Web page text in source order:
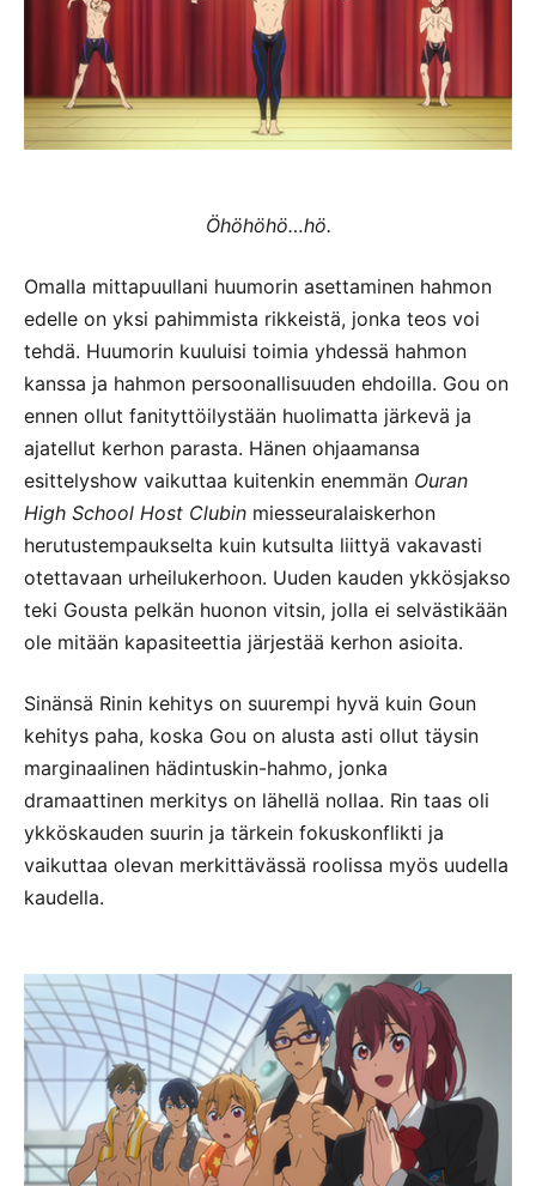
Öhöhöhö…hö.
Omalla mittapuullani huumorin asettaminen hahmon
edelle on yksi pahimmista rikkeistä, jonka teos voi
tehdä. Huumorin kuuluisi toimia yhdessä hahmon
kanssa ja hahmon persoonallisuuden ehdoilla. Gou on
ennen ollut fanityttöilystään huolimatta järkevä ja
ajatellut kerhon parasta. Hänen ohjaamansa
esittelyshow vaikuttaa kuitenkin enemmän Ouran
High School Host Clubin miesseuralaiskerhon
herutustempaukselta kuin kutsulta liittyä vakavasti
otettavaan urheilukerhoon. Uuden kauden ykkösjakso
teki Gousta pelkän huonon vitsin, jolla ei selvästikään
ole mitään kapasiteettia järjestää kerhon asioita.
Sinänsä Rinin kehitys on suurempi hyvä kuin Goun
kehitys paha, koska Gou on alusta asti ollut täysin
marginaalinen hädintuskin-hahmo, jonka
dramaattinen merkitys on lähellä nollaa. Rin taas oli
ykköskauden suurin ja tärkein fokuskonflikti ja
vaikuttaa olevan merkittävässä roolissa myös uudella
kaudella.